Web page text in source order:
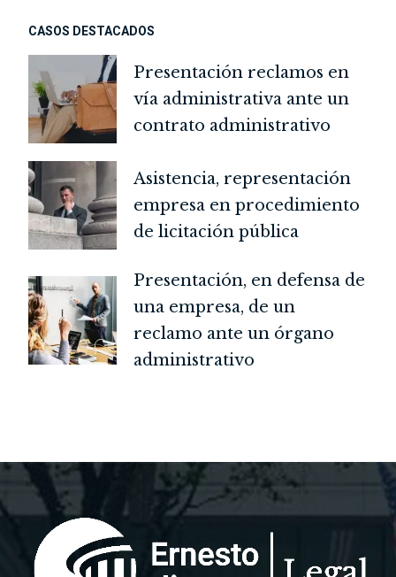
CASOS DESTACADOS
Presentación reclamos en
vía administrativa ante un
contrato administrativo
Asistencia, representación
empresa en procedimiento
de licitación pública
Presentación, en defensa de
una empresa, de un
reclamo ante un órgano
administrativo